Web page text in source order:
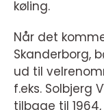
køling.
Når det
Skanderborg,
ud til
f.eks. Solbjerg
tilbage til